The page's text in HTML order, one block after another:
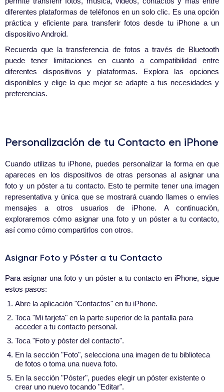
diferentes plataformas de teléfonos en un solo clic. Es una opción
práctica y eficiente para transferir fotos desde tu iPhone a un
dispositivo Android.
Recuerda que la transferencia de fotos a través de Bluetooth
puede tener limitaciones en cuanto a compatibilidad entre
diferentes dispositivos y plataformas. Explora las opciones
disponibles y elige la que mejor se adapte a tus necesidades y
preferencias.
Personalización de tu Contacto en iPhone
Cuando utilizas tu iPhone, puedes personalizar la forma en que
apareces en los dispositivos de otras personas al asignar una
foto y un póster a tu contacto. Esto te permite tener una imagen
representativa y única que se mostrará cuando llames o envíes
mensajes a otros usuarios de iPhone. A continuación,
exploraremos cómo asignar una foto y un póster a tu contacto,
así como cómo compartirlos con otros.
Asignar Foto y Póster a tu Contacto
Para asignar una foto y un póster a tu contacto en iPhone, sigue
estos pasos:
Abre la aplicación "Contactos" en tu iPhone.
Toca "Mi tarjeta" en la parte superior de la pantalla para
acceder a tu contacto personal.
Toca "Foto y póster del contacto".
En la sección "Foto", selecciona una imagen de tu biblioteca
de fotos o toma una nueva foto.
En la sección "Póster", puedes elegir un póster existente o
crear uno nuevo tocando "Editar".